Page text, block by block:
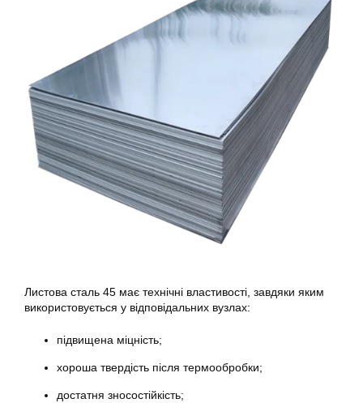
Листова сталь 45 має технічні властивості, завдяки яким
використовується у відповідальних вузлах:
підвищена міцність;
хороша твердість після термообробки;
достатня зносостійкість;